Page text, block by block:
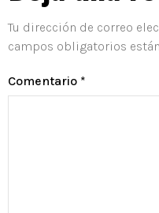
Tu dirección de correo
campos obligatorios
Comentario *